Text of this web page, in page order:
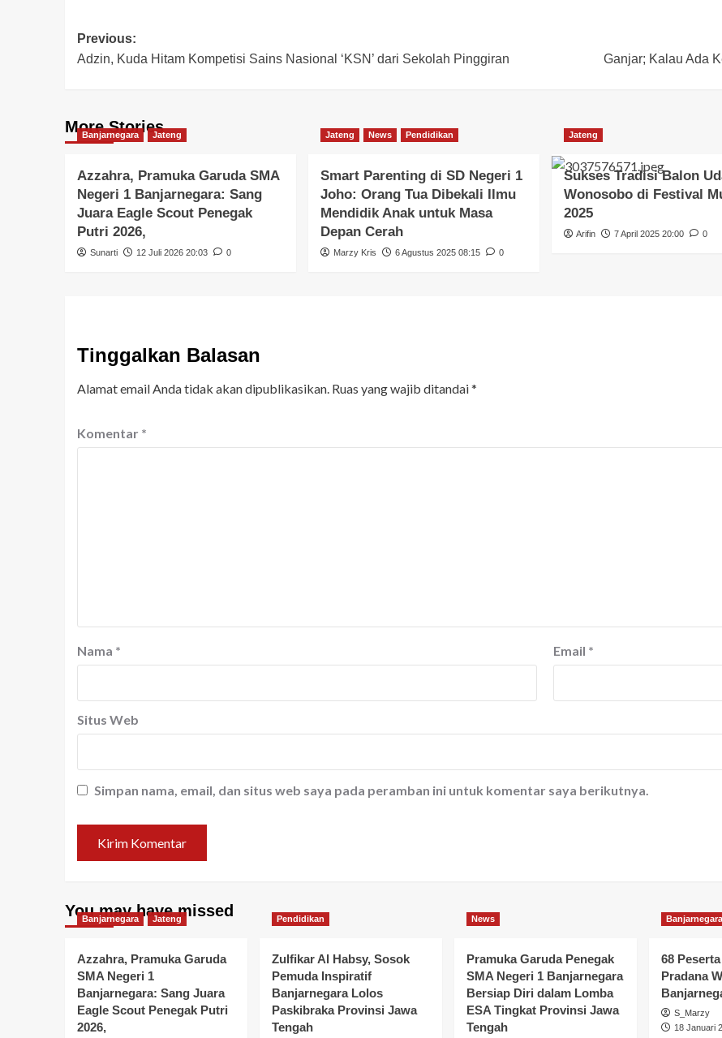
Previous:
Adzin, Kuda Hitam Kompetisi Sains Nasional ‘KSN’ dari Sekolah Pinggiran
Ganjar; Kalau Ada
More Stories
Banjarnegara Jateng
Azzahra, Pramuka Garuda SMA
Negeri 1 Banjarnegara: Sang
Juara Eagle Scout Penegak
Putri 2026,
Sunarti 12 Juli 2026 20:03 0
Jateng News Pendidikan
Smart Parenting di SD Negeri 1
Joho: Orang Tua Dibekali Ilmu
Mendidik Anak untuk Masa
Depan Cerah
Marzy Kris 6 Agustus 2025 08:15 0
Jateng
Sukses Tradisi Balon
Wonosobo di Festival
2025
Arifin 7 April 2025 20:00 0
Tinggalkan Balasan
Alamat email Anda tidak akan dipublikasikan. Ruas yang wajib ditandai*
Komentar *
Nama * Email *
Situs Web
Simpan nama, email, dan situs web saya pada peramban ini untuk komentar saya berikutnya.
You may have missed
Banjarnegara Jateng
Azzahra, Pramuka Garuda
SMA Negeri 1
Banjarnegara: Sang Juara
Eagle Scout Penegak Putri
2026,
Pendidikan
Zulfikar Al Habsy, Sosok
Pemuda Inspiratif
Banjarnegara Lolos
Paskibraka Provinsi Jawa
Tengah
News
Pramuka Garuda Penegak
SMA Negeri 1 Banjarnegara
Bersiap Diri dalam Lomba
ESA Tingkat Provinsi Jawa
Tengah
Banjarnegara
68
Pradana
S_Marzy
18 Januari